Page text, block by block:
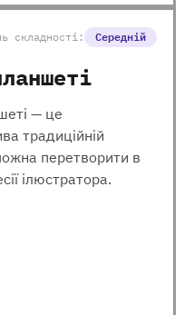
складності: Середній
— це
традиційній
перетворити в
ілюстратора.